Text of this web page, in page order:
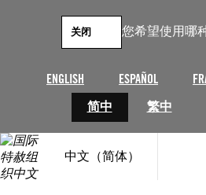
您希望使用哪
ENGLISH ESPAÑOL
简中
繁中
关闭
中文（简体）